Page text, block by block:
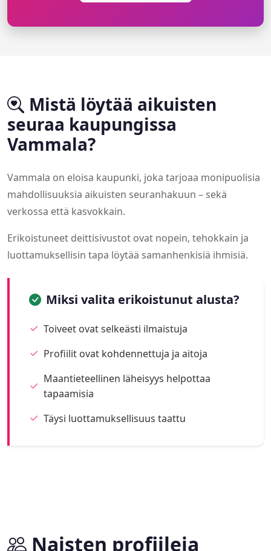
Mistä löytää aikuisten
seuraa kaupungissa
Vammala?
Vammala on eloisa kaupunki, joka tarjoaa monipuolisia
mahdollisuuksia aikuisten seuranhakuun – sekä
verkossa että kasvokkain.
Erikoistuneet deittisivustot ovat nopein, tehokkain ja
luottamuksellisin tapa löytää samanhenkisiä ihmisiä.
Miksi valita erikoistunut alusta?
Toiveet ovat selkeästi ilmaistuja
Profiilit ovat kohdennettuja ja aitoja
Maantieteellinen läheisyys helpottaa
tapaamisia
Täysi luottamuksellisuus taattu
Naisten profiileja